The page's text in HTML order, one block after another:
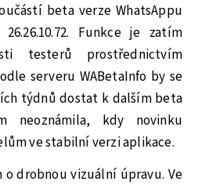
beta verze WhatsAppu
Funkce je zatím
testerů prostřednictvím
serveru WABetaInfo by se
týdnů dostat k dalším beta
neoznámila, kdy novinku
ve stabilní verzi aplikace.
drobnou vizuální úpravu. Ve